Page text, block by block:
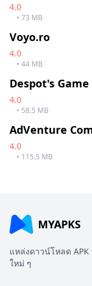
4.0
• 73 MB
Voyo.ro
4.0
• 44 MB
Despot's Game
4.0
• 58.5 MB
AdVenture
4.0
• 115.5 MB
MYAPKS
แหล่งดาวน์โหลด
ใหม่ ๆ